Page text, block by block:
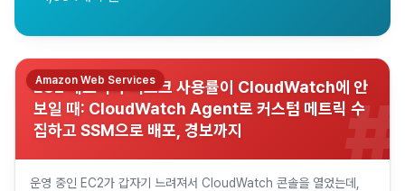
EC2 메모리와 디스크 사용률이 CloudWatch에 안
보일 때: CloudWatch Agent로 커스텀 메트릭 수
집하고 SSM으로 배포, 경보까지
#
Amazon Web Services
운영 중인 EC2가 갑자기 느려져서 CloudWatch 콘솔을 열었는데,